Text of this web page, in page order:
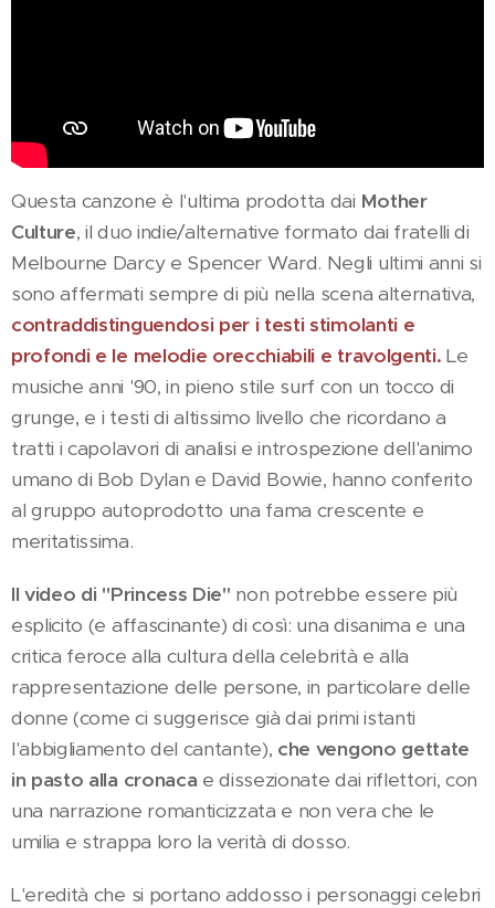
Questa canzone è l'ultima prodotta dai Mother
Culture, il duo indie/alternative formato dai fratelli di
Melbourne Darcy e Spencer Ward. Negli ultimi anni si
sono affermati sempre di più nella scena alternativa,
contraddistinguendosi per i testi stimolanti e
profondi e le melodie orecchiabili e travolgenti. Le
musiche anni '90, in pieno stile surf con un tocco di
grunge, e i testi di altissimo livello che ricordano a
tratti i capolavori di analisi e introspezione dell'animo
umano di Bob Dylan e David Bowie, hanno conferito
al gruppo autoprodotto una fama crescente e
meritatissima.
Il video di "Princess Die" non potrebbe essere più
esplicito (e affascinante) di così: una disanima e una
critica feroce alla cultura della celebrità e alla
rappresentazione delle persone, in particolare delle
donne (come ci suggerisce già dai primi istanti
l'abbigliamento del cantante), che vengono gettate
in pasto alla cronaca e dissezionate dai riflettori, con
una narrazione romanticizzata e non vera che le
umilia e strappa loro la verità di dosso.
L'eredità che si portano addosso i personaggi celebri